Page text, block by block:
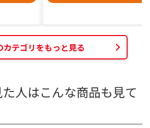
カテゴリをもっと見る
人はこんな商品も見て